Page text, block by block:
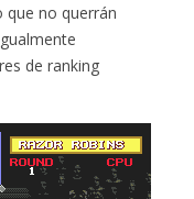
que no querrán
de ranking